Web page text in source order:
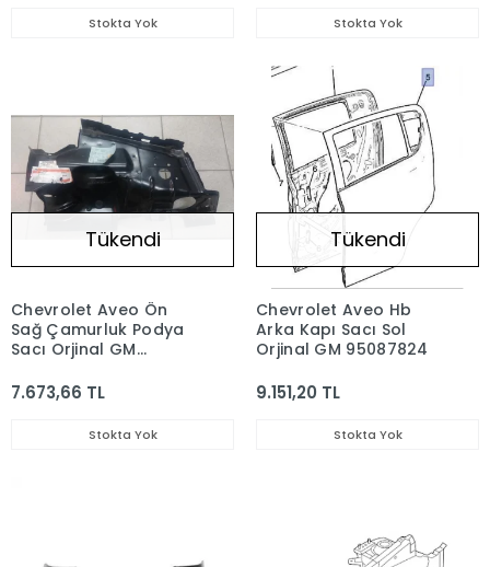
Stokta Yok Stokta Yok
Tükendi
Chevrolet Aveo Ön
Sağ Çamurluk Podya
Sacı Orjinal GM
7.673,66 TL
Stokta Yok
Tükendi
Chevrolet Aveo Hb
Arka Kapı Sacı Sol
Orjinal GM 95087824
9.151,20 TL
Stokta Yok